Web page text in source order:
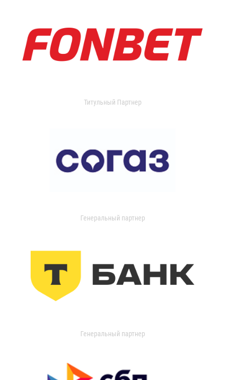
Титульный Партнер
Генеральный партнер
Генеральный партнер